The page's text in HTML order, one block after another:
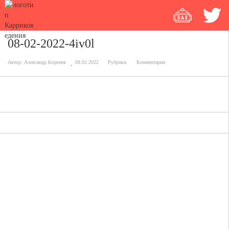
08-02-2022-4iv0l
Автор: Александр Коренев 08.02.2022 Рубрика: Комментарии